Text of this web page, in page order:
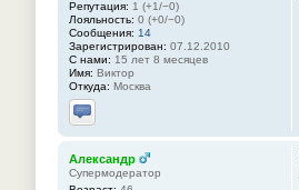
Репутация: 1 (+1/−0)
Лояльность: 0 (+0/−0)
Сообщения: 14
Зарегистрирован: 07.12.2010
С нами: 15 лет 8 месяцев
Имя: Виктор
Откуда: Москва
Отправить личное сообщение
Александр
Супермодератор